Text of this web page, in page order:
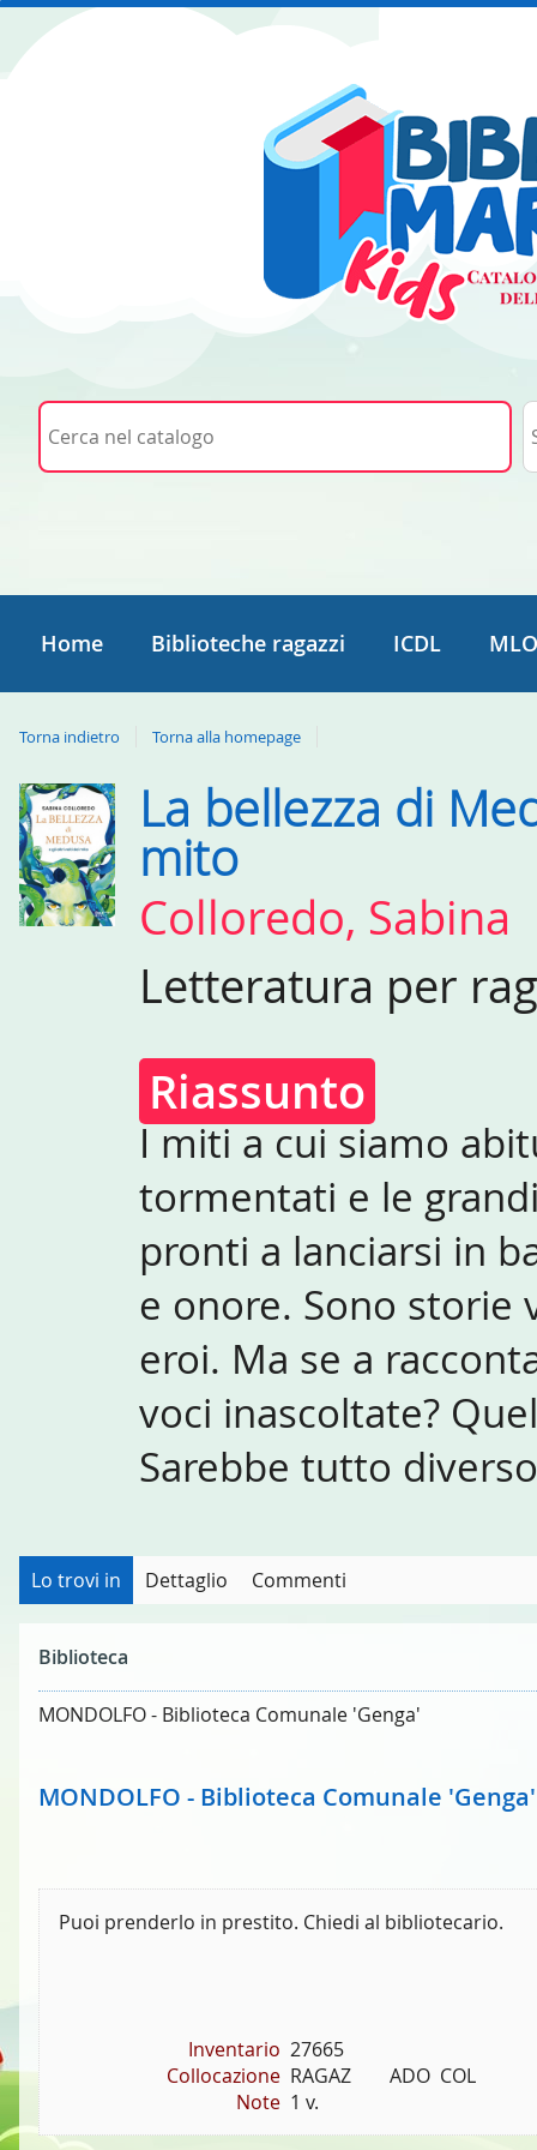
Cerca su "Cerca nel catalogo"
Home Biblioteche ragazzi ICDL
Torna indietro Torna alla homepage
Dettaglio
del
documento
La bellezza di
mito
Colloredo, Sabina
Letteratura per
Riassunto
I miti a cui siamo
tormentati e le
pronti a lanciarsi in
e onore. Sono storie
eroi. Ma se a
voci inascoltate?
Sarebbe tutto
Lo trovi in Dettaglio Commenti
Biblioteca
MONDOLFO - Biblioteca Comunale 'Genga'
MONDOLFO - Biblioteca Comunale 'Genga'
Puoi prenderlo in prestito. Chiedi al bibliotecario.
Inventario 27665
Collocazione RAGAZ        ADO  COL
Note 1 v.